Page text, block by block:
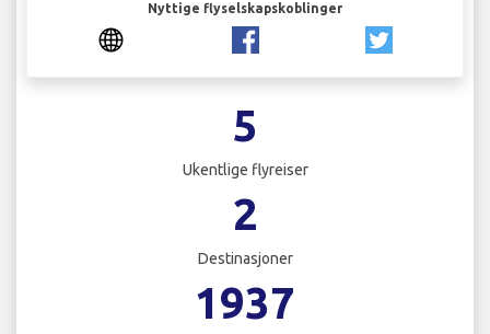
Nyttige flyselskapskoblinger
5
Ukentlige flyreiser
2
Destinasjoner
1937